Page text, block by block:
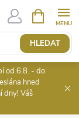
HLEDAT
NÁKUPNÍ
KOŠÍK
od 6.8. - do
hned
dny! Váš